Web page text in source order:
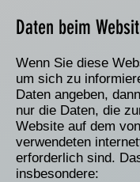
Daten beim
Wenn Sie diese
um sich zu
Daten angeben,
nur die Daten, die
Website auf dem
verwendeten
erforderlich sind.
insbesondere: